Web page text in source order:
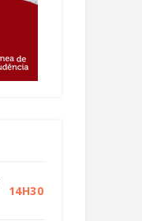
14H30